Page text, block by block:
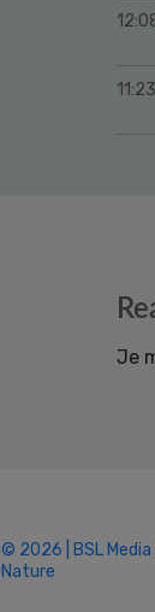
11:23
Je
© 2026 | BSL Media
Nature